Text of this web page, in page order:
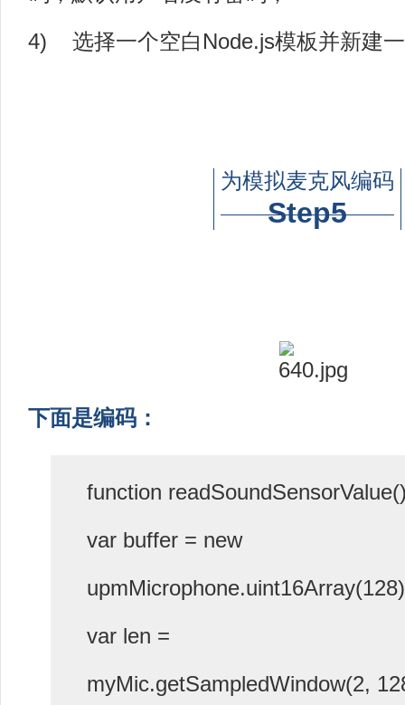
4) 选择一个空白Node.js模板并新建
为模拟麦克风编码
Step5
下面是编码：
function
var buffer = new
var len =
myMic.getSampledWindow(2,